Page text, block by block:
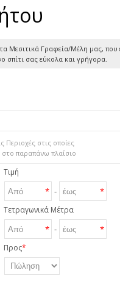
Μεσιτικά Γραφεία/Μέλη μας, που
σπίτι σας εύκολα και γρήγορα.
Περιοχές στις οποίες
στο παραπάνω πλαίσιο
Τιμή
* - *
Τετραγωνικά Μέτρα
* - *
Προς*